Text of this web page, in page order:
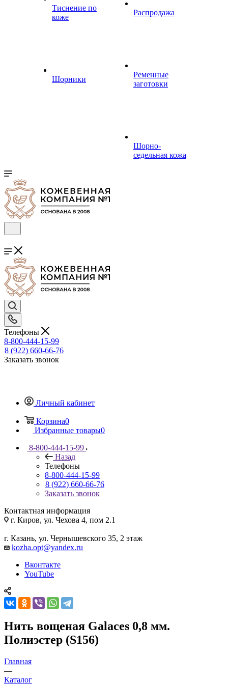
Тиснение по
коже
Шорники
Распродажа
Ременные
заготовки
Шорно-
седельная кожа
Телефоны
8-800-444-15-99
8 (922) 660-66-76
Заказать звонок
Личный кабинет
Корзина0
Избранные товары0
8-800-444-15-99
Назад
Телефоны
8-800-444-15-99
8 (922) 660-66-76
Заказать звонок
Контактная информация
г. Киров, ул. Чехова 4, пом 2.1
г. Казань, ул. Чернышевского 35, 2 этаж
kozha.opt@yandex.ru
Вконтакте
YouTube
Нить вощеная Galaces 0,8 мм.
Полиэстер (S156)
Главная
—
Каталог